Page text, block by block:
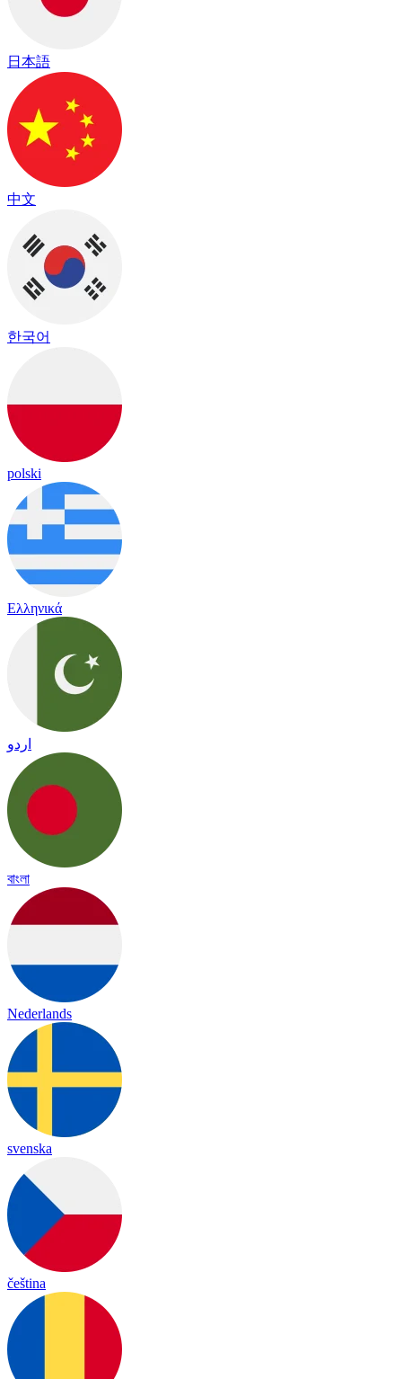
日本語
中文
한국어
polski
Ελληνικά
اردو
বাংলা
Nederlands
svenska
čeština